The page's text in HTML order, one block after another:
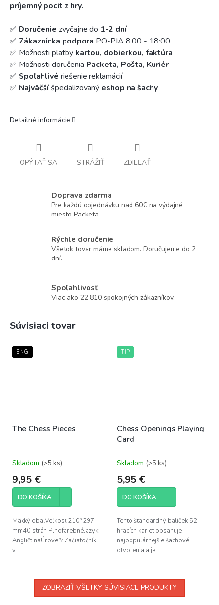
príjemný pocit z hry.
✅ Doručenie zvyčajne do 1-2 dní
✅ Zákaznícka podpora PO-PIA 8:00 - 18:00
✅ Možnosti platby kartou, dobierkou, faktúra
✅ Možnosti doručenia Packeta, Pošta, Kuriér
✅ Spoľahlivé riešenie reklamácií
✅ Najväčšíšpecializovaný eshop na šachy
Detailné informácie
OPÝTAŤ SA STRÁŽIŤ ZDIEĽAŤ
Doprava zdarma
Pre každú objednávku nad 60€ na výdajné
miesto Packeta.
Rýchle doručenie
Všetok tovar máme skladom. Doručujeme do 2
dní.
Spoľahlivosť
Viac ako 22 810 spokojných zákazníkov.
Súvisiaci tovar
ENG
The Chess Pieces
Skladom (>5 ks)
9,95 €
DO KOŠÍKA
Mäkký obalVeľkosť 210*297
mm40 strán PlnofarebnéJazyk:
AngličtinaÚroveň: Začiatočník
v...
TIP
Chess Openings Playing
Card
Skladom (>5 ks)
5,95 €
DO KOŠÍKA
Tento štandardný balíček 52
hracích kariet obsahuje
najpopulárnejšie šachové
otvorenia a je...
ZOBRAZIŤ VŠETKY SÚVISIACE PRODUKTY